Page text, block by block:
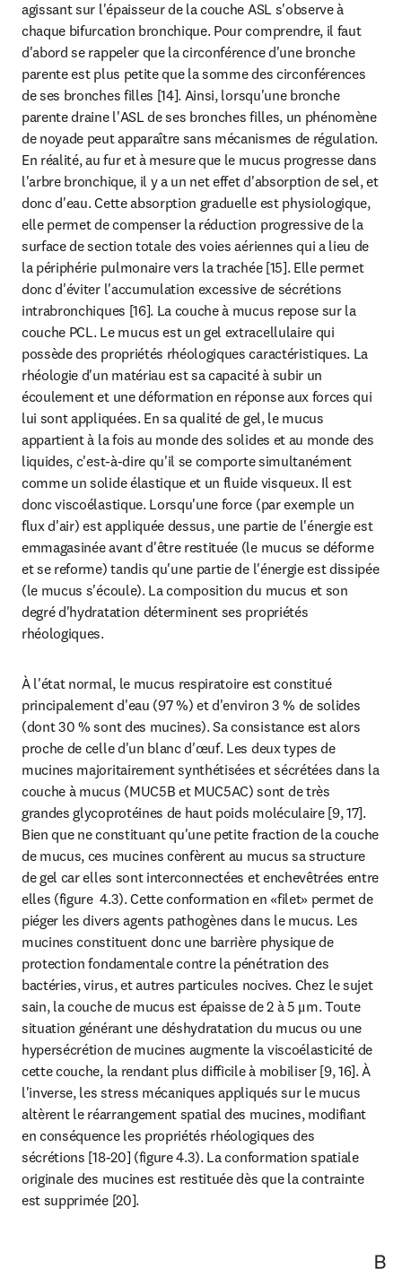
agissant sur l'épaisseur de la couche ASL s'observe à
chaque bifurcation bronchique. Pour comprendre, il faut
d'abord se rappeler que la circonférence d'une bronche
parente est plus petite que la somme des circonférences
de ses bronches filles [14]. Ainsi, lorsqu'une bronche
parente draine l'ASL de ses bronches filles, un phénomène
de noyade peut apparaître sans mécanismes de régulation.
En réalité, au fur et à mesure que le mucus progresse dans
l'arbre bronchique, il y a un net effet d'absorption de sel, et
donc d'eau. Cette absorption graduelle est physiologique,
elle permet de compenser la réduction progressive de la
surface de section totale des voies aériennes qui a lieu de
la périphérie pulmonaire vers la trachée [15]. Elle permet
donc d'éviter l'accumulation excessive de sécrétions
intrabronchiques [16]. La couche à mucus repose sur la
couche PCL. Le mucus est un gel extracellulaire qui
possède des propriétés rhéologiques caractéristiques. La
rhéologie d'un matériau est sa capacité à subir un
écoulement et une déformation en réponse aux forces qui
lui sont appliquées. En sa qualité de gel, le mucus
appartient à la fois au monde des solides et au monde des
liquides, c'est-à-dire qu'il se comporte simultanément
comme un solide élastique et un fluide visqueux. Il est
donc viscoélastique. Lorsqu'une force (par exemple un
flux d'air) est appliquée dessus, une partie de l'énergie est
emmagasinée avant d'être restituée (le mucus se déforme
et se reforme) tandis qu'une partie de l'énergie est dissipée
(le mucus s'écoule). La composition du mucus et son
degré d'hydratation déterminent ses propriétés
rhéologiques.
À l'état normal, le mucus respiratoire est constitué
principalement d'eau (97 %) et d'environ 3 % de solides
(dont 30 % sont des mucines). Sa consistance est alors
proche de celle d'un blanc d'œuf. Les deux types de
mucines majoritairement synthétisées et sécrétées dans la
couche à mucus (MUC5B et MUC5AC) sont de très
grandes glycoprotéines de haut poids moléculaire [9, 17].
Bien que ne constituant qu'une petite fraction de la couche
de mucus, ces mucines confèrent au mucus sa structure
de gel car elles sont interconnectées et enchevêtrées entre
elles (figure  4.3). Cette conformation en «filet» permet de
piéger les divers agents pathogènes dans le mucus. Les
mucines constituent donc une barrière physique de
protection fondamentale contre la pénétration des
bactéries, virus, et autres particules nocives. Chez le sujet
sain, la couche de mucus est épaisse de 2 à 5 μm. Toute
situation générant une déshydratation du mucus ou une
hypersécrétion de mucines augmente la viscoélasticité de
cette couche, la rendant plus difficile à mobiliser [9, 16]. À
l'inverse, les stress mécaniques appliqués sur le mucus
altèrent le réarrangement spatial des mucines, modifiant
en conséquence les propriétés rhéologiques des
sécrétions [18-20] (figure 4.3). La conformation spatiale
originale des mucines est restituée dès que la contrainte
est supprimée [20].